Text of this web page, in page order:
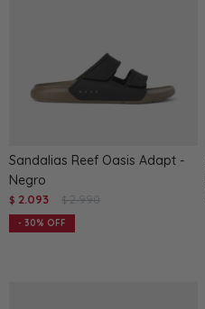
Sandalias Reef Oasis Adapt -
Negro
$ 2.093 $ 2.990
30